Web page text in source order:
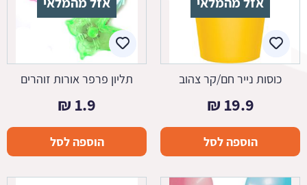
כוסות נייר חם/קר צהוב
19.9
₪
הוספה לסל
תליון פרפר אורות זוהרים
1.9
₪
הוספה לסל